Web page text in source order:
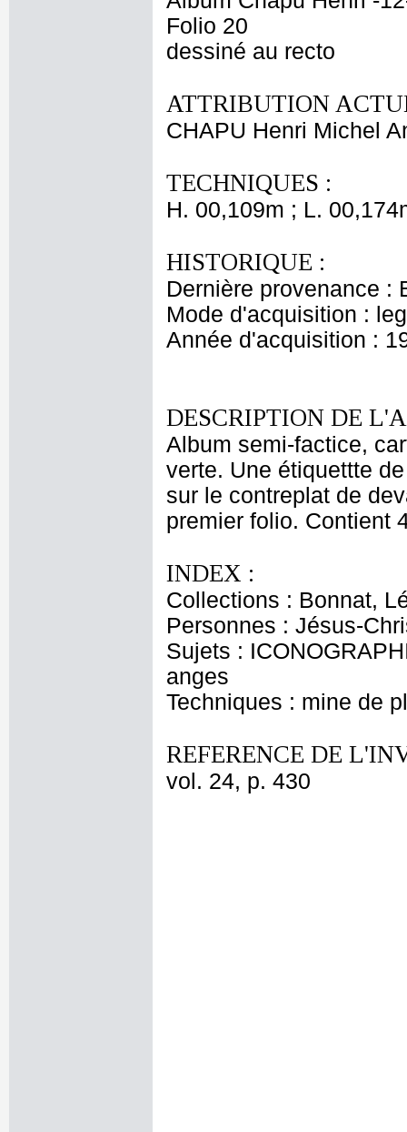
Folio 20
dessiné au recto
ATTRIBUTION
CHAPU Henri Michel
TECHNIQUES :
H. 00,109m ; L.
HISTORIQUE :
Dernière provenance :
Mode d'acquisition :
Année d'acquisition :
DESCRIPTION DE
Album semi-factice,
verte. Une étiquettte
sur le contreplat de
premier folio. Contient
INDEX :
Collections : Bonnat,
Personnes : Jésus-
Sujets :
anges
Techniques : mine de
REFERENCE DE
vol. 24, p. 430